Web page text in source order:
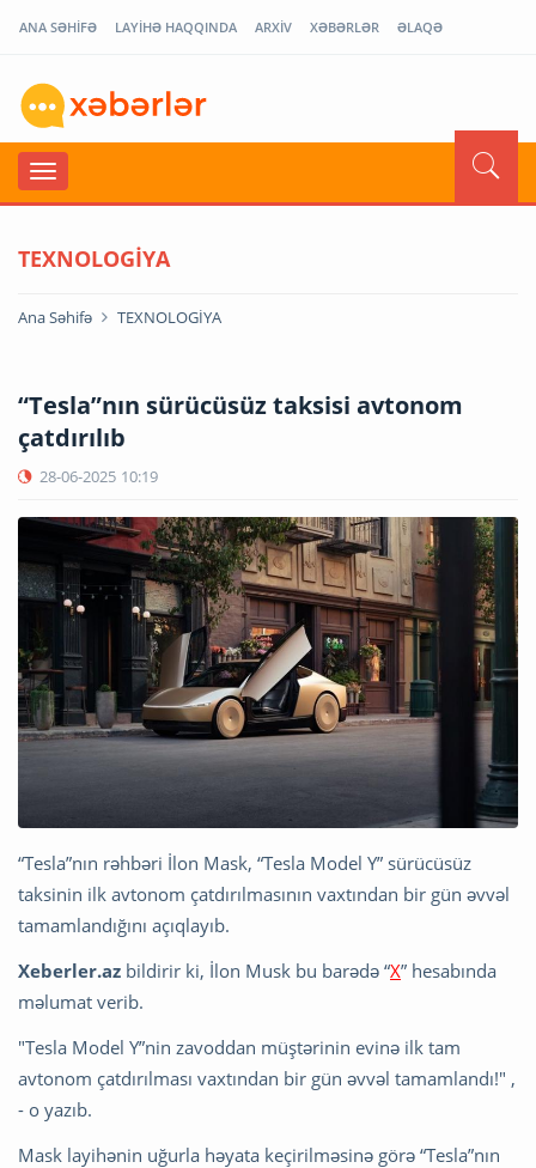
ANA SƏHİFƏ LAYİHƏ HAQQINDA ARXİV XƏBƏRLƏR ƏLAQƏ
TEXNOLOGİYA
Ana Səhifə TEXNOLOGİYA
“Tesla”nın sürücüsüz taksisi avtonom
çatdırılıb
28-06-2025 10:19
“Tesla”nın rəhbəri İlon Mask, “Tesla Model Y” sürücüsüz
taksinin ilk avtonom çatdırılmasının vaxtından bir gün əvvəl
tamamlandığını açıqlayıb.
Xeberler.az bildirir ki, İlon Musk bu barədə “X” hesabında
məlumat verib.
"Tesla Model Y”nin zavoddan müştərinin evinə ilk tam
avtonom çatdırılması vaxtından bir gün əvvəl tamamlandı!" ,
- o yazıb.
Mask layihənin uğurla həyata keçirilməsinə görə “Tesla”nın